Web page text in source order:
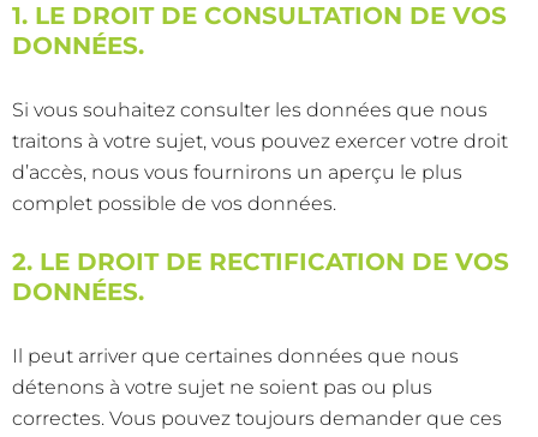
1. LE DROIT DE CONSULTATION DE VOS
DONNÉES.
Si vous souhaitez consulter les données que nous
traitons à votre sujet, vous pouvez exercer votre droit
d’accès, nous vous fournirons un aperçu le plus
complet possible de vos données.
2. LE DROIT DE RECTIFICATION DE VOS
DONNÉES.
Il peut arriver que certaines données que nous
détenons à votre sujet ne soient pas ou plus
correctes. Vous pouvez toujours demander que ces